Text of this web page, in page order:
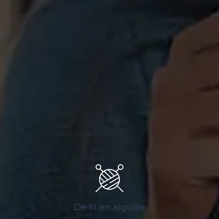
De fil en aiguille